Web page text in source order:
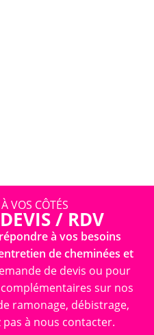
VOS CÔTÉS
/ RDV
à vos besoins
de cheminées et
de devis ou pour
sur nos
ramonage, débistrage,
pas à nous contacter.